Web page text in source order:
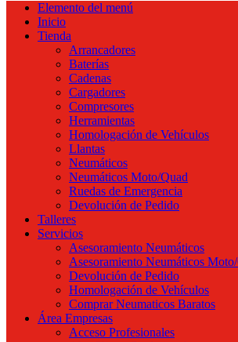
Elemento del menú
Inicio
Tienda
Arrancadores
Baterías
Cadenas
Cargadores
Compresores
Herramientas
Homologación de Vehículos
Llantas
Neumáticos
Neumáticos Moto/Quad
Ruedas de Emergencia
Devolución de Pedido
Talleres
Servicios
Asesoramiento Neumáticos
Asesoramiento Neumáticos
Devolución de Pedido
Homologación de Vehículos
Comprar Neumaticos Baratos
Área Empresas
Acceso Profesionales